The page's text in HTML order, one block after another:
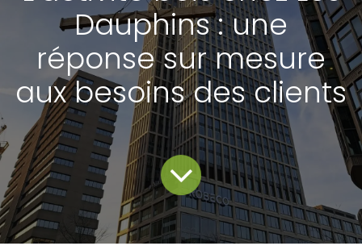
Dauphins : une
réponse sur mesure
aux besoins des clients